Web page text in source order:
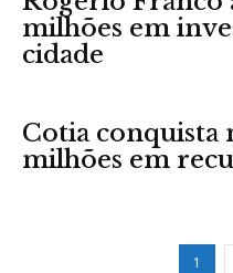
milhões em
cidade
Cotia conquista
milhões em
1